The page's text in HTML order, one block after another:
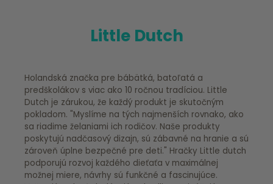
Little Dutch
Holandská značka pre bábätká, batoľatá a
predškolákov s viac ako 10 ročnou tradíciou. Little
Dutch je zárukou, že každý produkt je skutočným
pokladom. "Myslíme na tých najmenších rovnako, ako
sa riadime želaniami ich rodičov. Naše produkty
poskytujú nadčasový dizajn, sú zábavné na hranie a sú
zároveň úplne bezpečné pre deti." Hračky Little dutch
podporujú rozvoj každého dieťaťa v maximálnej
možnej miere, návrhy sú funkčné a fascinujúce.